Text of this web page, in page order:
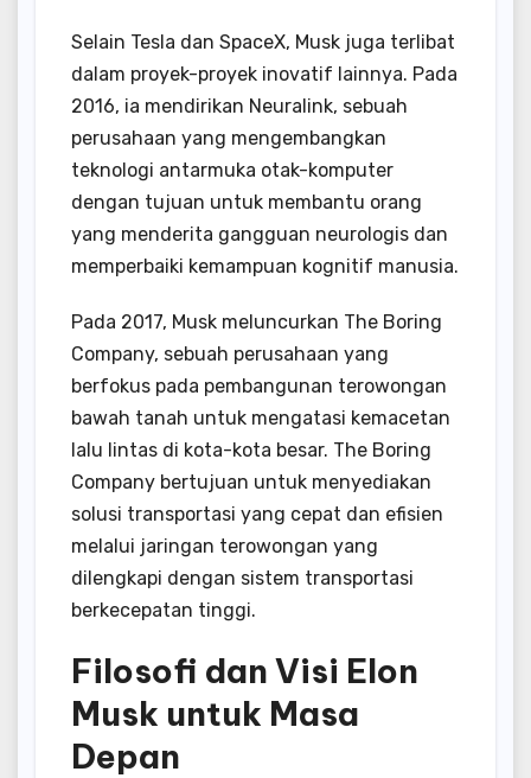
Selain Tesla dan SpaceX, Musk juga terlibat
dalam proyek-proyek inovatif lainnya. Pada
2016, ia mendirikan Neuralink, sebuah
perusahaan yang mengembangkan
teknologi antarmuka otak-komputer
dengan tujuan untuk membantu orang
yang menderita gangguan neurologis dan
memperbaiki kemampuan kognitif manusia.
Pada 2017, Musk meluncurkan The Boring
Company, sebuah perusahaan yang
berfokus pada pembangunan terowongan
bawah tanah untuk mengatasi kemacetan
lalu lintas di kota-kota besar. The Boring
Company bertujuan untuk menyediakan
solusi transportasi yang cepat dan efisien
melalui jaringan terowongan yang
dilengkapi dengan sistem transportasi
berkecepatan tinggi.
Filosofi dan Visi Elon
Musk untuk Masa
Depan